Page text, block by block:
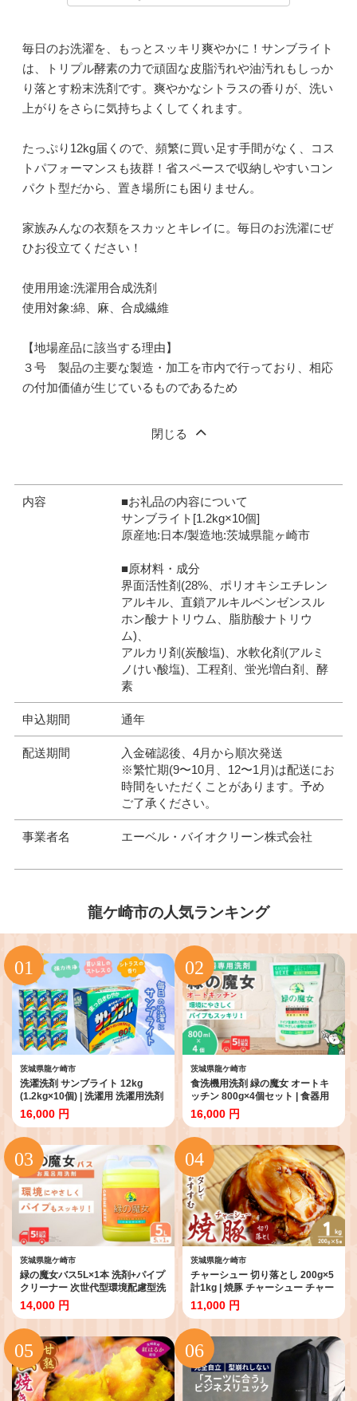
毎日のお洗濯を、もっとスッキリ爽やかに！サンブライト
は、トリプル酵素の力で頑固な皮脂汚れや油汚れもしっか
り落とす粉末洗剤です。爽やかなシトラスの香りが、洗い
上がりをさらに気持ちよくしてくれます。
たっぷり12kg届くので、頻繁に買い足す手間がなく、コス
トパフォーマンスも抜群！省スペースで収納しやすいコン
パクト型だから、置き場所にも困りません。
家族みんなの衣類をスカッとキレイに。毎日のお洗濯にぜ
ひお役立てください！
使用用途:洗濯用合成洗剤
使用対象:綿、麻、合成繊維
【地場産品に該当する理由】
３号 製品の主要な製造・加工を市内で行っており、相応
の付加価値が生じているものであるため
閉じる
内容
■お礼品の内容について
サンブライト[1.2kg×10個]
原産地:日本/製造地:茨城県龍ヶ崎市
■原材料・成分
界面活性剤(28%、ポリオキシエチレン
アルキル、直鎖アルキルベンゼンスル
ホン酸ナトリウム、脂肪酸ナトリウ
ム)、
アルカリ剤(炭酸塩)、水軟化剤(アルミ
ノけい酸塩)、工程剤、蛍光増白剤、酵
素
申込期間 通年
配送期間
入金確認後、4月から順次発送
※繁忙期(9〜10月、12〜1月)は配送にお
時間をいただくことがあります。予め
ご了承ください。
事業者名 エーベル・バイオクリーン株式会社
龍ケ崎市の人気ランキング
茨城県龍ケ崎市
洗濯洗剤 サンブライト 12kg
(1.2kg×10個) | 洗濯用 洗濯用洗剤
洗濯洗剤 粉末洗濯 粉末 環境配慮
洗濯 詰め替え 大容量 業務用 衣類
洗剤 衣類 長持ち 日常品 洗浄 エコ
洗剤 泡切れが良い ランドリー 店
舗用 エコ すすぎ１回 節水 節約 茨
城県 龍ケ崎市
16,000 円
茨城県龍ケ崎市
食洗機用洗剤 緑の魔女 オートキ
ッチン 800g×4個セット | 食器用
洗剤 食洗器用洗剤 食器洗剤 食洗
器洗剤 食洗機洗剤 食洗機用 食洗
器用 台所 台所洗剤 台所用洗剤 粉
末 粉末洗剤 洗浄力 キッチン洗剤
キッチン用洗剤 洗剤 環境 エコ や
さしい 優しい 弱酸性 パイプクリ
ーナー 除菌 防臭 臭い キッチン 植
物由来 油汚れ お中元 お歳暮 ギフ
ト 大掃除 茨城県 龍ケ崎市
16,000 円
茨城県龍ケ崎市
緑の魔女バス5L×1本 洗剤+パイプ
クリーナー 次世代型環境配慮型洗
剤 | 洗剤 液体 環境配慮 バス用 浴
槽 湯あか 大容量 1万件以上の口コ
ミ 世界中で愛される ヌメリ 皮脂
汚れ 中性タイプ 日常品 お風呂洗
剤 バス用洗剤 大容量 業務用 口コ
ミ人気 人気 湯あか 防カビ 中性 手
にやさしい 茨城県 龍ケ崎市
14,000 円
茨城県龍ケ崎市
チャーシュー 切り落とし 200g×5
計1kg | 焼豚 チャーシュー チャー
シュー丼 ちゃーしゅー おつまみ
つまみ 冷凍 酒の肴 肉 お肉 豚肉
ビールのおとも 叉焼 茨城県 龍ケ
崎市
11,000 円